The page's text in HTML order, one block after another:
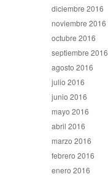
diciembre 2016
noviembre 2016
octubre 2016
septiembre 2016
agosto 2016
julio 2016
junio 2016
mayo 2016
abril 2016
marzo 2016
febrero 2016
enero 2016